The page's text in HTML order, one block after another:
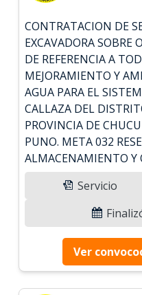
CONTRATACION DE
EXCAVADORA SOBRE
DE REFERENCIA A
MEJORAMIENTO Y
AGUA PARA EL
CALLAZA DEL
PROVINCIA DE
PUNO. META 032
ALMACENAMIENTO Y
Servicio
Ver